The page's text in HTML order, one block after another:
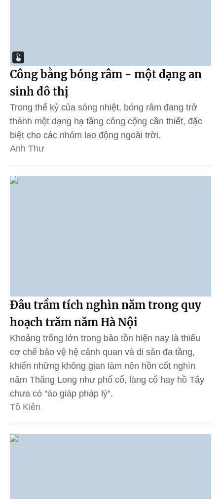
Công bằng bóng râm - một dạng an
sinh đô thị
Trong thế kỷ của sóng nhiệt, bóng râm đang trở
thành một dạng hạ tầng công cộng cần thiết, đặc
biệt cho các nhóm lao động ngoài trời.
Anh Thư
Đâu trầm tích nghìn năm trong quy
hoạch trăm năm Hà Nội
Khoảng trống lớn trong bảo tồn hiện nay là thiếu
cơ chế bảo vệ hệ cảnh quan và di sản đa tầng,
khiến những không gian làm nên hồn cốt nghìn
năm Thăng Long như phố cổ, làng cổ hay hồ Tây
chưa có "áo giáp pháp lý”.
Tô Kiên